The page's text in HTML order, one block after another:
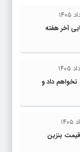
آخر هفته
نخواهم داد و
بنزین